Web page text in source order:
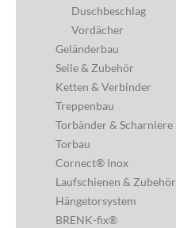
Duschbeschlag
Vordächer
Geländerbau
Seile & Zubehör
Ketten & Verbinder
Treppenbau
Torbänder & Scharniere
Torbau
Cornect® Inox
Laufschienen & Zubehör
Hängetorsystem
BRENK-fix®